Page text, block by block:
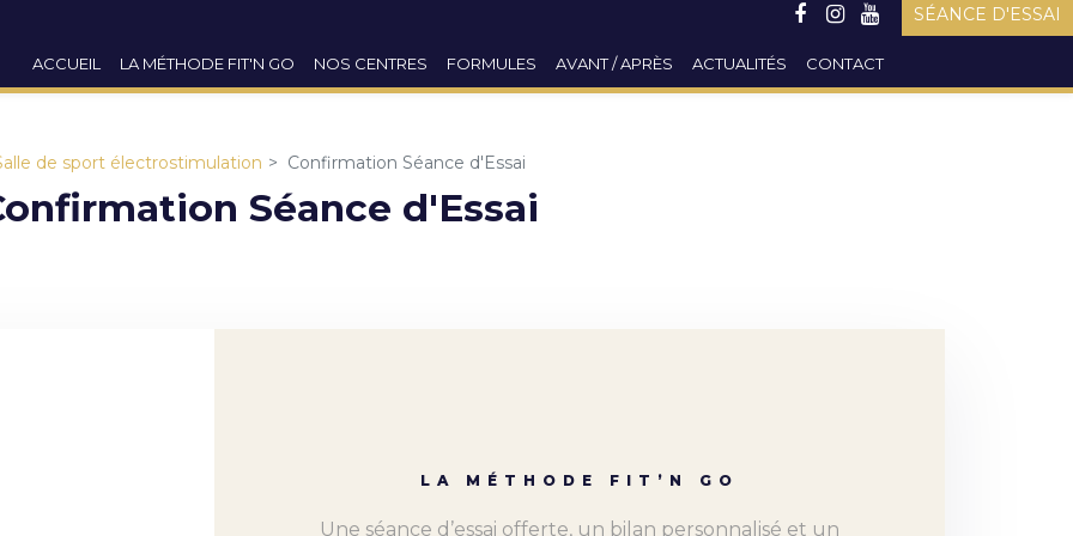
ACCUEIL LA MÉTHODE FIT'N GO NOS CENTRES FORMULES AVANT / APRÈS ACTUALITÉS CONTACT
SÉANCE D'ESSAI
de sport électrostimulation Confirmation Séance d'Essai
Séance d'Essai
LA MÉTHODE FIT’N GO
Une séance d’essai offerte, un bilan personnalisé et un